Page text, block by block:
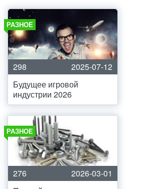
РАЗНОЕ
298
2025-07-12
Будущее игровой
индустрии 2026
РАЗНОЕ
276
2026-03-01